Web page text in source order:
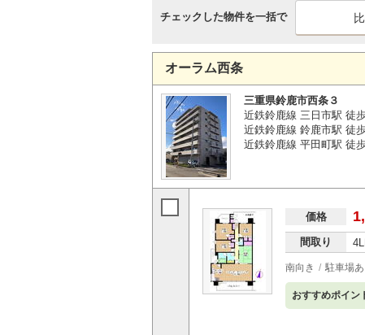
チェックした物件を一括で
オーラム西条
三重県鈴鹿市西条３
近鉄鈴鹿線 三日市駅 徒
近鉄鈴鹿線 鈴鹿市駅 徒
近鉄鈴鹿線 平田町駅 徒
価格
間取り
南向き 駐車場あ
おすすめポイン